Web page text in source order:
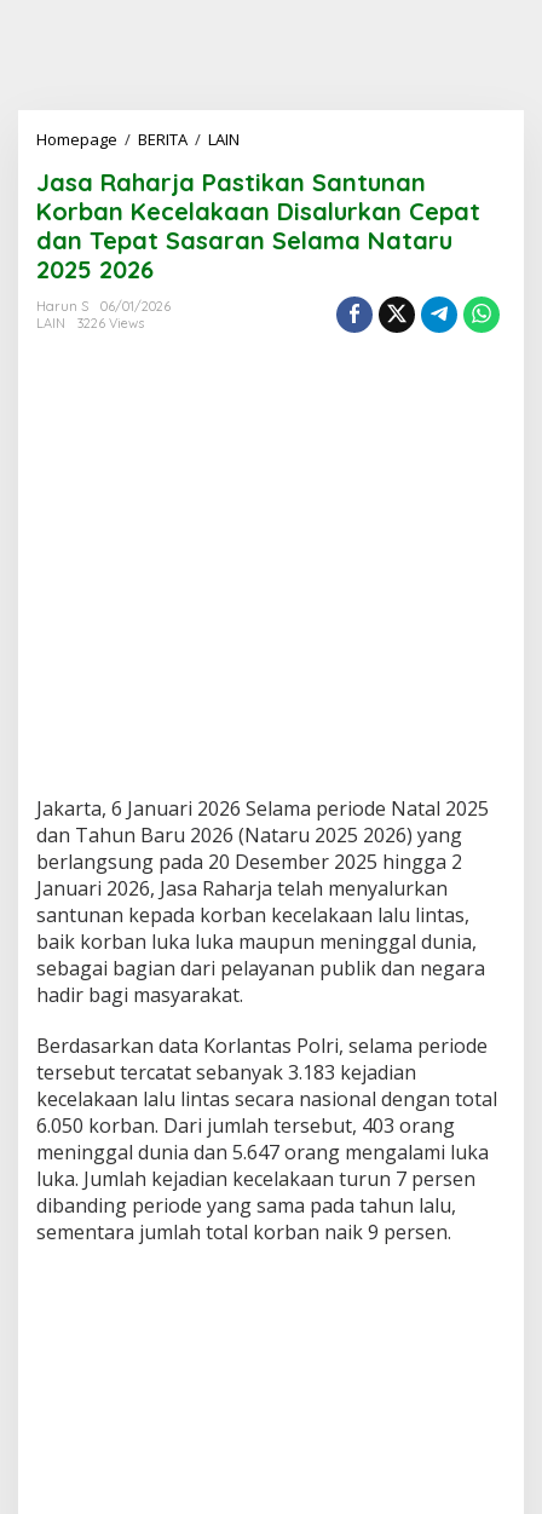
Homepage / BERITA / LAIN
Pastikan
Santunan
Korban
Kecelakaan
Jasa Raharja Pastikan Santunan
Korban Kecelakaan Disalurkan Cepat
dan Tepat Sasaran Selama Nataru
2025 2026
Harun S
06/01/2026
LAIN
3226 Views
Jakarta, 6 Januari 2026 Selama periode Natal 2025
dan Tahun Baru 2026 (Nataru 2025 2026) yang
berlangsung pada 20 Desember 2025 hingga 2
Januari 2026, Jasa Raharja telah menyalurkan
santunan kepada korban kecelakaan lalu lintas,
baik korban luka luka maupun meninggal dunia,
sebagai bagian dari pelayanan publik dan negara
hadir bagi masyarakat.
Berdasarkan data Korlantas Polri, selama periode
tersebut tercatat sebanyak 3.183 kejadian
kecelakaan lalu lintas secara nasional dengan total
6.050 korban. Dari jumlah tersebut, 403 orang
meninggal dunia dan 5.647 orang mengalami luka
luka. Jumlah kejadian kecelakaan turun 7 persen
dibanding periode yang sama pada tahun lalu,
sementara jumlah total korban naik 9 persen.